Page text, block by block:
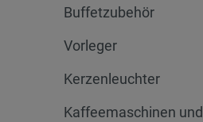
Buffetzubehör
Vorleger
Kerzenleuchter
Kaffeemaschinen